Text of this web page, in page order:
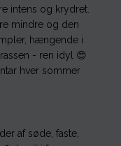
intens og krydret.
mindre og den
hængende i
- ren idyl 😍
hver sommer
af søde, faste,